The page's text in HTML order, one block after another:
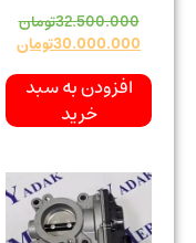
32.500.000تومان
30.000.000تومان
افزودن به سبد